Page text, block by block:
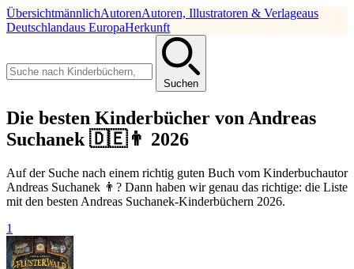
ÜbersichtmännlichAutorenAutoren, Illustratoren & Verlageaus
Deutschlandaus EuropaHerkunft
Suchen
Die besten Kinderbücher von Andreas
Suchanek 🇩🇪👨 2026
Auf der Suche nach einem richtig guten Buch vom Kinderbuchautor
Andreas Suchanek 👨? Dann haben wir genau das richtige: die Liste
mit den besten Andreas Suchanek-Kinderbüchern 2026.
1